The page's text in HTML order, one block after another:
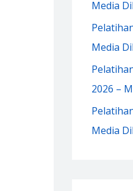
Media
Media
2026 –
Media